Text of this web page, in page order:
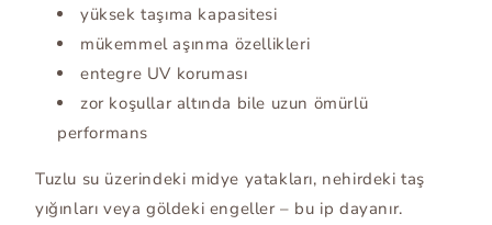
yüksek taşıma kapasitesi
mükemmel aşınma özellikleri
entegre UV koruması
zor koşullar altında bile uzun ömürlü
performans
Tuzlu su üzerindeki midye yatakları, nehirdeki taş
yığınları veya göldeki engeller – bu ip dayanır.